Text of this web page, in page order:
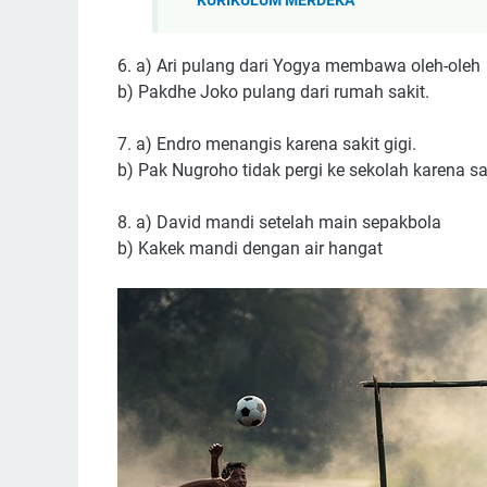
6. a) Ari pulang dari Yogya membawa oleh-oleh
b) Pakdhe Joko pulang dari rumah sakit.
7. a) Endro menangis karena sakit gigi.
b) Pak Nugroho tidak pergi ke sekolah karena
8. a) David mandi setelah main sepakbola
b) Kakek mandi dengan air hangat